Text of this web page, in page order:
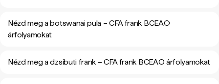
Nézd meg a botswanai pula – CFA frank BCEAO
árfolyamokat
Nézd meg a dzsibuti frank – CFA frank BCEAO árfolyamokat